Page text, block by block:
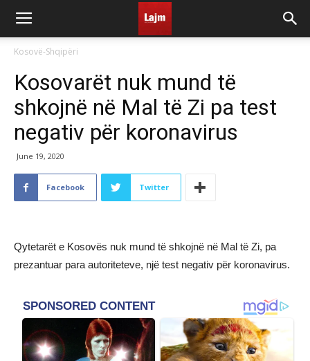
Kosovë-Shqipëri
Kosovarët nuk mund të
shkojnë në Mal të Zi pa test
negativ për koronavirus
June 19, 2020
Facebook Twitter
Qytetarët e Kosovës nuk mund të shkojnë në Mal të Zi, pa
prezantuar para autoriteteve, një test negativ për koronavirus.